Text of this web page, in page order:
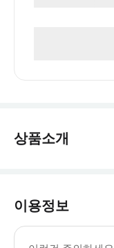
상품소개
이용정보